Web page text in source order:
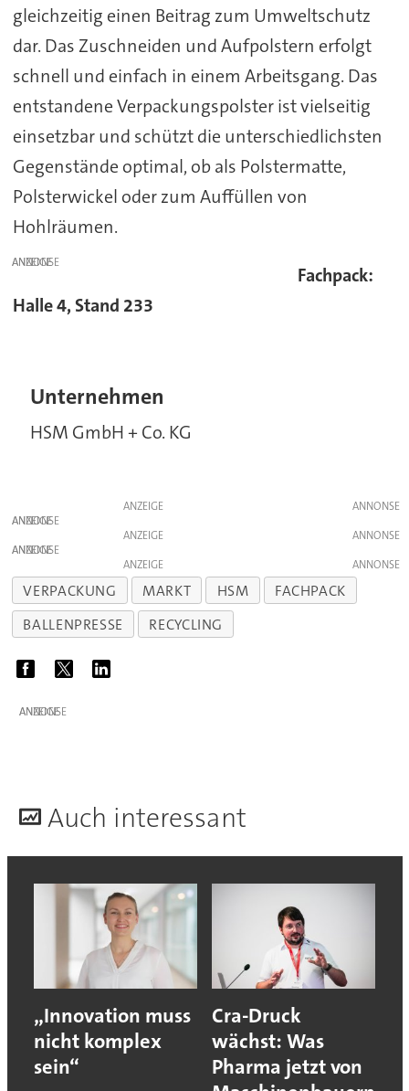
gleichzeitig einen Beitrag zum Umweltschutz
dar. Das Zuschneiden und Aufpolstern erfolgt
schnell und einfach in einem Arbeitsgang. Das
entstandene Verpackungspolster ist vielseitig
einsetzbar und schützt die unterschiedlichsten
Gegenstände optimal, ob als Polstermatte,
Polsterwickel oder zum Auffüllen von
Hohlräumen.
ANZEIGE
Fachpack:
Halle 4, Stand 233
Unternehmen
HSM GmbH + Co. KG
ANZEIGE
ANZEIGE
ANZEIGE
ANZEIGE
ANZEIGE
VERPACKUNG MARKT HSM
FACHPACK
BALLENPRESSE
RECYCLING
ANZEIGE
Auch interessant
„Innovation muss
nicht komplex
sein“
Cra-Druck
wächst: Was
Pharma jetzt von